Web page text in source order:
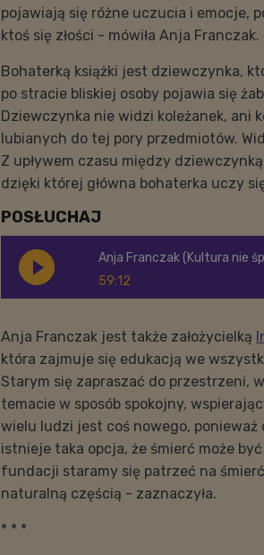
pojawiają się różne uczucia i emocje,
ktoś się złości - mówiła Anja Franczak.
Bohaterką książki jest dziewczynka,
po stracie bliskiej osoby pojawia się
Dziewczynka nie widzi koleżanek, ani
lubianych do tej pory przedmiotów.
Z upływem czasu między
dzięki której główna bohaterka uczy
POSŁUCHAJ
59:12
Anja Franczak (Kultura nie
Anja Franczak jest także założycielką
która zajmuje się edukacją we
Starym się zapraszać do przestrzeni,
temacie w sposób spokojny,
wielu ludzi jest coś nowego,
istnieje taka opcja, że śmierć może
fundacji staramy się patrzeć na
naturalną częścią - zaznaczyła.
* * *